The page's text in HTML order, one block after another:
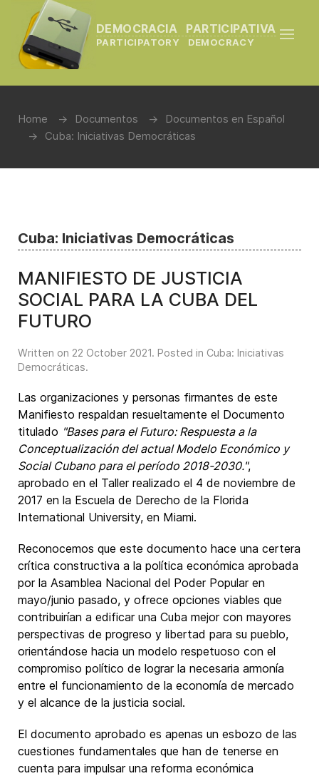
DEMOCRACIA PARTICIPATIVA
PARTICIPATORY DEMOCRACY
Home Documentos
Documentos en Español
Cuba: Iniciativas Democráticas
Cuba: Iniciativas Democráticas
MANIFIESTO DE JUSTICIA
SOCIAL PARA LA CUBA DEL
FUTURO
Written on 22 October 2021. Posted in Cuba: Iniciativas
Democráticas.
Las organizaciones y personas firmantes de este
Manifiesto respaldan resueltamente el Documento
titulado "Bases para el Futuro: Respuesta a la
Conceptualización del actual Modelo Económico y
Social Cubano para el período 2018-2030.",
aprobado en el Taller realizado el 4 de noviembre de
2017 en la Escuela de Derecho de la Florida
International University, en Miami.
Reconocemos que este documento hace una certera
crítica constructiva a la política económica aprobada
por la Asamblea Nacional del Poder Popular en
mayo/junio pasado, y ofrece opciones viables que
contribuirían a edificar una Cuba mejor con mayores
perspectivas de progreso y libertad para su pueblo,
orientándose hacia un modelo respetuoso con el
compromiso político de lograr la necesaria armonía
entre el funcionamiento de la economía de mercado
y el alcance de la justicia social.
El documento aprobado es apenas un esbozo de las
cuestiones fundamentales que han de tenerse en
cuenta para impulsar una reforma económica